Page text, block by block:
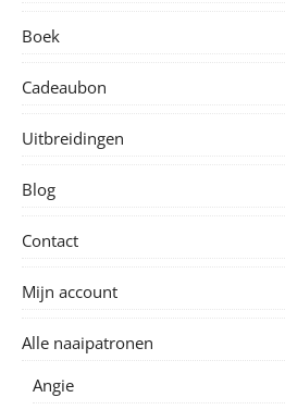
Boek
Cadeaubon
Uitbreidingen
Blog
Contact
Mijn account
Alle naaipatronen
Angie